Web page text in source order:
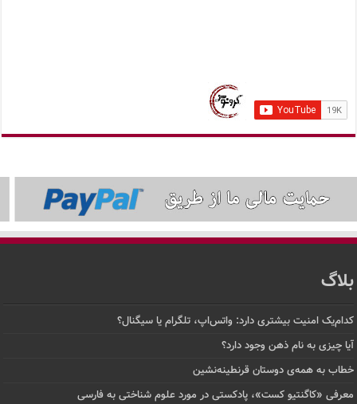
بلاگ
کدام‌یک امنیت بیشتری دارد: واتس‌اپ، تلگرام یا سیگنال؟
آیا چیزی به نام ذهن وجود دارد؟
خطاب به همه‌ی دوستان قرنطینه‌نشین
معرفی «کاگنتیو کست»، پادکستی در مورد علوم شناختی به فارسی